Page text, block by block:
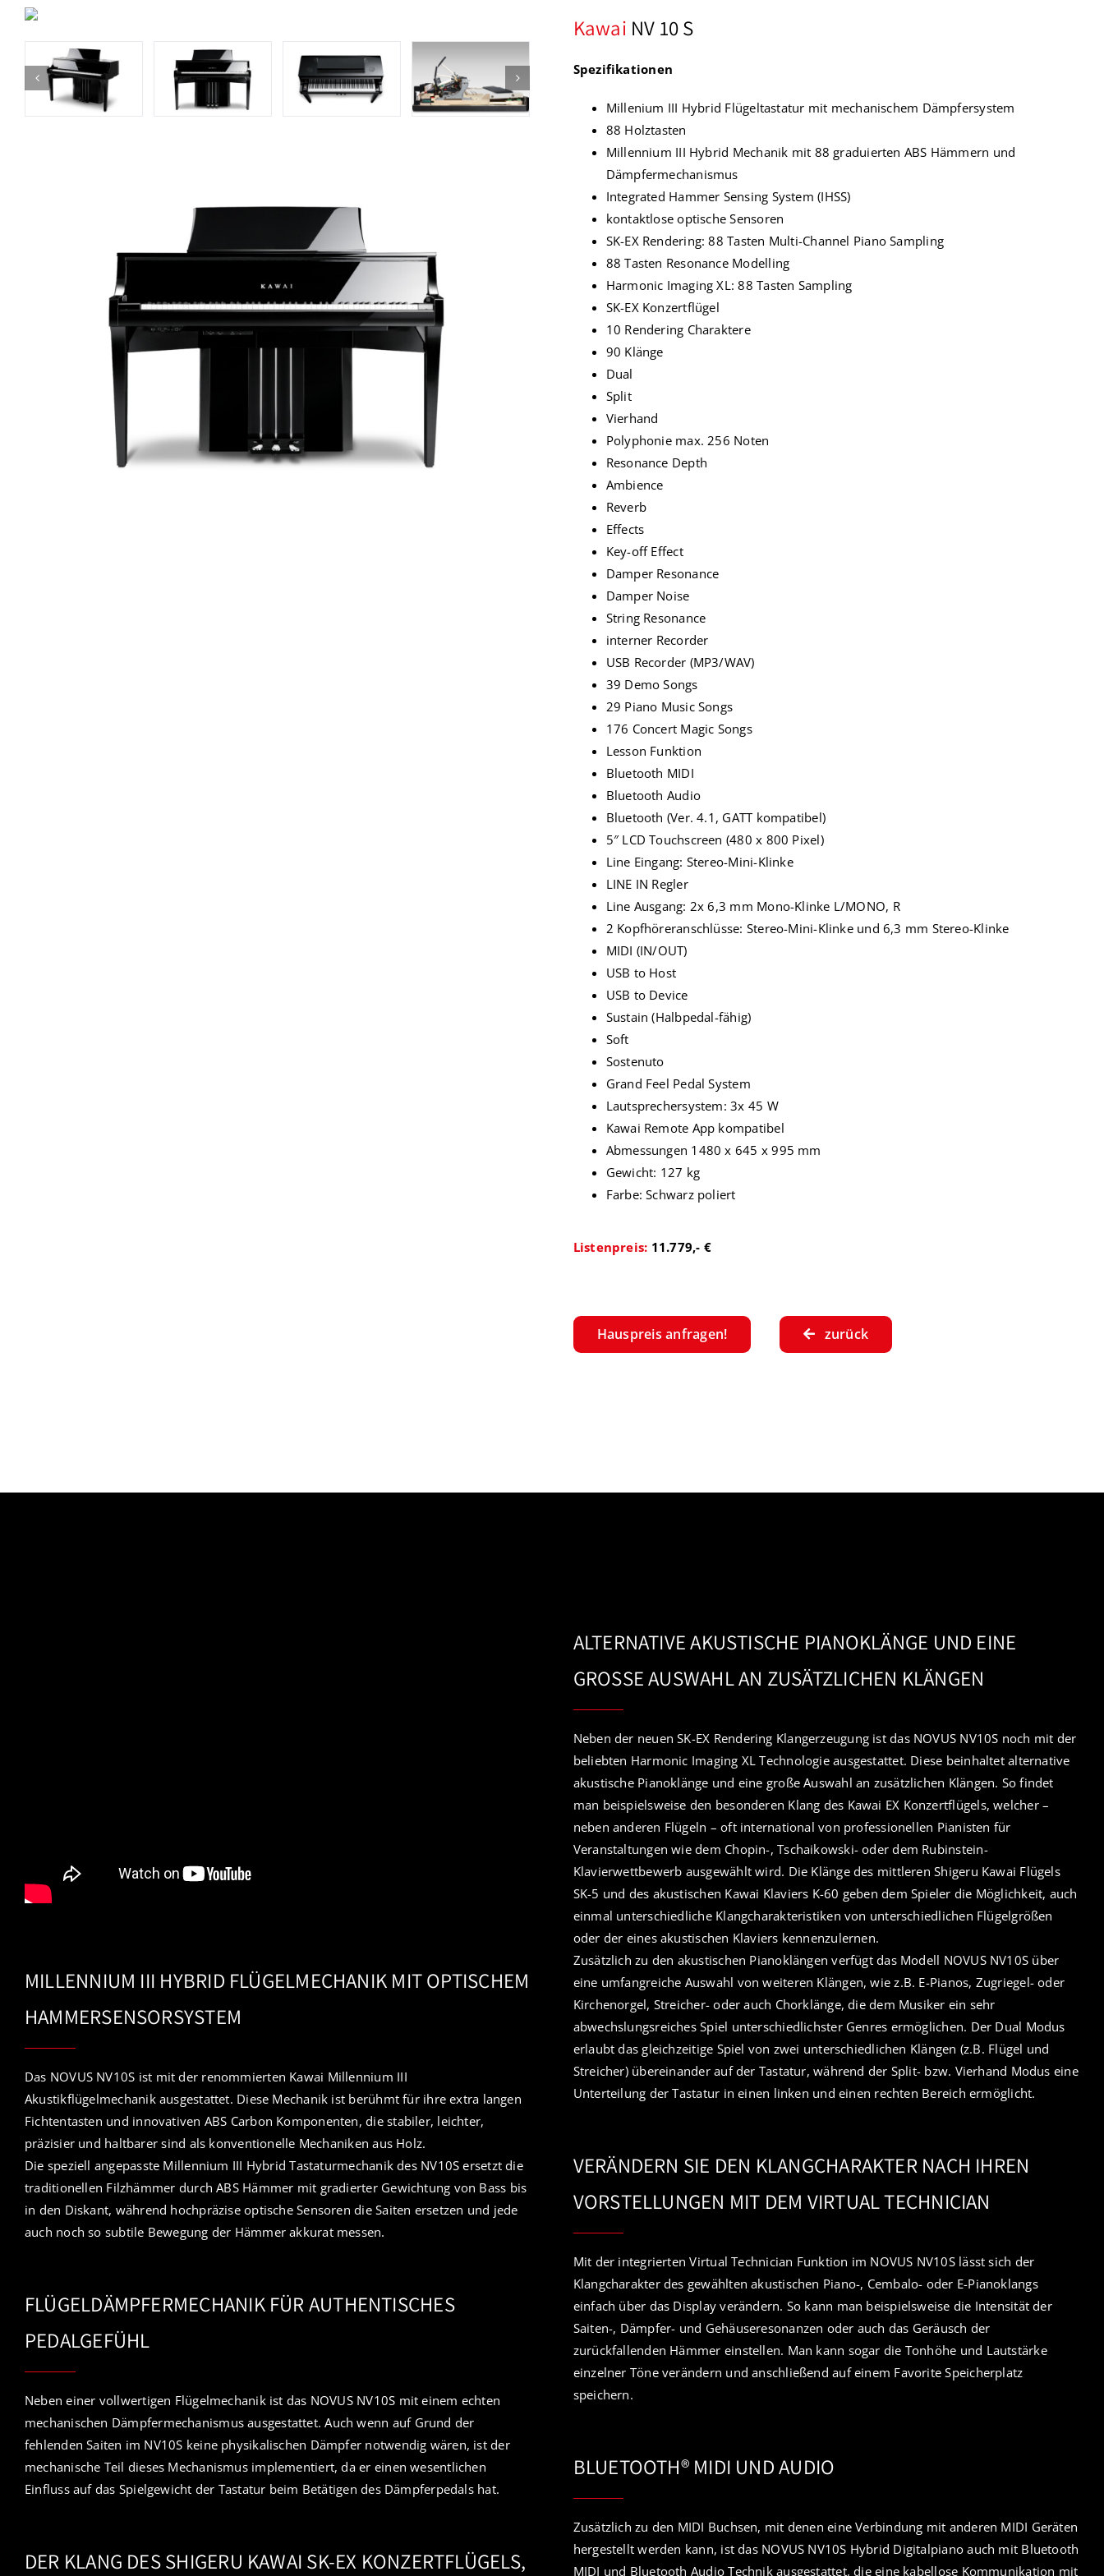
Kawai NV 10 S
Spezifikationen
Millenium III Hybrid Flügeltastatur mit mechanischem Dämpfersystem
88 Holztasten
Millennium III Hybrid Mechanik mit 88 graduierten ABS Hämmern und
Dämpfermechanismus
Integrated Hammer Sensing System (IHSS)
kontaktlose optische Sensoren
SK-EX Rendering: 88 Tasten Multi-Channel Piano Sampling
88 Tasten Resonance Modelling
Harmonic Imaging XL: 88 Tasten Sampling
SK-EX Konzertflügel
10 Rendering Charaktere
90 Klänge
Dual
Split
Vierhand
Polyphonie max. 256 Noten
Resonance Depth
Ambience
Reverb
Effects
Key-off Effect
Damper Resonance
Damper Noise
String Resonance
interner Recorder
USB Recorder (MP3/WAV)
39 Demo Songs
29 Piano Music Songs
176 Concert Magic Songs
Lesson Funktion
Bluetooth MIDI
Bluetooth Audio
Bluetooth (Ver. 4.1, GATT kompatibel)
5″ LCD Touchscreen (480 x 800 Pixel)
Line Eingang: Stereo-Mini-Klinke
LINE IN Regler
Line Ausgang: 2x 6,3 mm Mono-Klinke L/MONO, R
2 Kopfhöreranschlüsse: Stereo-Mini-Klinke und 6,3 mm Stereo-Klinke
MIDI (IN/OUT)
USB to Host
USB to Device
Sustain (Halbpedal-fähig)
Soft
Sostenuto
Grand Feel Pedal System
Lautsprechersystem: 3x 45 W
Kawai Remote App kompatibel
Abmessungen 1480 x 645 x 995 mm
Gewicht: 127 kg
Farbe: Schwarz poliert
Listenpreis: 11.779,- €
Hauspreis anfragen! zurück
MILLENNIUM III HYBRID FLÜGELMECHANIK MIT OPTISCHEM
HAMMERSENSORSYSTEM
Das NOVUS NV10S ist mit der renommierten Kawai Millennium III
Akustikflügelmechanik ausgestattet. Diese Mechanik ist berühmt für ihre extra langen
Fichtentasten und innovativen ABS Carbon Komponenten, die stabiler, leichter,
präzisier und haltbarer sind als konventionelle Mechaniken aus Holz.
Die speziell angepasste Millennium III Hybrid Tastaturmechanik des NV10S ersetzt die
traditionellen Filzhämmer durch ABS Hämmer mit gradierter Gewichtung von Bass bis
in den Diskant, während hochpräzise optische Sensoren die Saiten ersetzen und jede
auch noch so subtile Bewegung der Hämmer akkurat messen.
FLÜGELDÄMPFERMECHANIK FÜR AUTHENTISCHES
PEDALGEFÜHL
Neben einer vollwertigen Flügelmechanik ist das NOVUS NV10S mit einem echten
mechanischen Dämpfermechanismus ausgestattet. Auch wenn auf Grund der
fehlenden Saiten im NV10S keine physikalischen Dämpfer notwendig wären, ist der
mechanische Teil dieses Mechanismus implementiert, da er einen wesentlichen
Einfluss auf das Spielgewicht der Tastatur beim Betätigen des Dämpferpedals hat.
DER KLANG DES SHIGERU KAWAI SK-EX KONZERTFLÜGELS,
ALTERNATIVE AKUSTISCHE PIANOKLÄNGE UND EINE
GROSSE AUSWAHL AN ZUSÄTZLICHEN KLÄNGEN
Neben der neuen SK-EX Rendering Klangerzeugung ist das NOVUS NV10S noch mit der
beliebten Harmonic Imaging XL Technologie ausgestattet. Diese beinhaltet alternative
akustische Pianoklänge und eine große Auswahl an zusätzlichen Klängen. So findet
man beispielsweise den besonderen Klang des Kawai EX Konzertflügels, welcher –
neben anderen Flügeln – oft international von professionellen Pianisten für
Veranstaltungen wie dem Chopin-, Tschaikowski- oder dem Rubinstein-
Klavierwettbewerb ausgewählt wird. Die Klänge des mittleren Shigeru Kawai Flügels
SK-5 und des akustischen Kawai Klaviers K-60 geben dem Spieler die Möglichkeit, auch
einmal unterschiedliche Klangcharakteristiken von unterschiedlichen Flügelgrößen
oder der eines akustischen Klaviers kennenzulernen.
Zusätzlich zu den akustischen Pianoklängen verfügt das Modell NOVUS NV10S über
eine umfangreiche Auswahl von weiteren Klängen, wie z.B. E-Pianos, Zugriegel- oder
Kirchenorgel, Streicher- oder auch Chorklänge, die dem Musiker ein sehr
abwechslungsreiches Spiel unterschiedlichster Genres ermöglichen. Der Dual Modus
erlaubt das gleichzeitige Spiel von zwei unterschiedlichen Klängen (z.B. Flügel und
Streicher) übereinander auf der Tastatur, während der Split- bzw. Vierhand Modus eine
Unterteilung der Tastatur in einen linken und einen rechten Bereich ermöglicht.
VERÄNDERN SIE DEN KLANGCHARAKTER NACH IHREN
VORSTELLUNGEN MIT DEM VIRTUAL TECHNICIAN
Mit der integrierten Virtual Technician Funktion im NOVUS NV10S lässt sich der
Klangcharakter des gewählten akustischen Piano-, Cembalo- oder E-Pianoklangs
einfach über das Display verändern. So kann man beispielsweise die Intensität der
Saiten-, Dämpfer- und Gehäuseresonanzen oder auch das Geräusch der
zurückfallenden Hämmer einstellen. Man kann sogar die Tonhöhe und Lautstärke
einzelner Töne verändern und anschließend auf einem Favorite Speicherplatz
speichern.
BLUETOOTH® MIDI UND AUDIO
Zusätzlich zu den MIDI Buchsen, mit denen eine Verbindung mit anderen MIDI Geräten
hergestellt werden kann, ist das NOVUS NV10S Hybrid Digitalpiano auch mit Bluetooth
MIDI und Bluetooth Audio Technik ausgestattet, die eine kabellose Kommunikation mit